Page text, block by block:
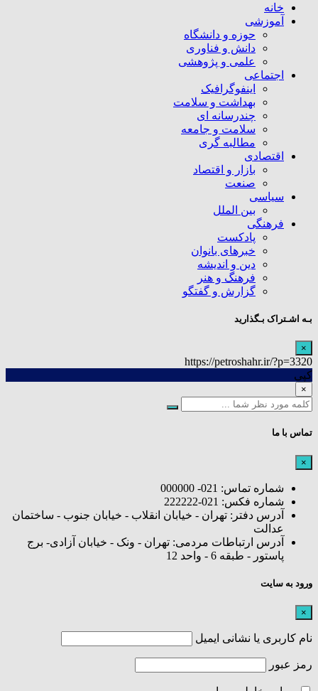
خانه
آموزشی
حوزه و دانشگاه
دانش و فناوری
علمی و پژوهشی
اجتماعی
اینفوگرافیک
بهداشت و سلامت
چندرسانه ای
سلامت و جامعه
مطالبه گری
اقتصادی
بازار و اقتصاد
صنعت
سیاسی
بین الملل
فرهنگی
پادکست
خبرهای بانوان
دین و اندیشه
فرهنگ و هنر
گزارش و گفتگو
بـه اشـتراک بـگذارید
×
https://petroshahr.ir/?p=3320
کپی
×
تماس با ما
×
شماره تماس: 021- 000000
شماره فکس: 021-222222
آدرس دفتر: تهران - خیابان انقلاب - خیابان جنوب - ساختمان
عدالت
آدرس ارتباطات مردمی: تهران - ونک - خیابان آزادی- برج
پاستور - طبقه 6 - واحد 12
ورود به سایت
×
نام کاربری یا نشانی ایمیل
رمز عبور